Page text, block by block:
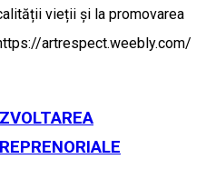
vieții și la promovarea
artrespect.weebly.com/